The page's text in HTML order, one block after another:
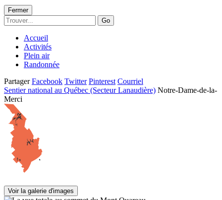
Fermer
Go
Accueil
Activités
Plein air
Randonnée
Partager Facebook Twitter Pinterest Courriel
Sentier national au Québec (Secteur Lanaudière) Notre-Dame-de-la-
Merci
Voir la galerie d'images